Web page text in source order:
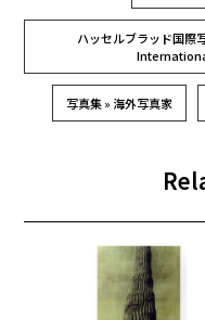
ハッセルブラッド国
写真集 » 海外写真家